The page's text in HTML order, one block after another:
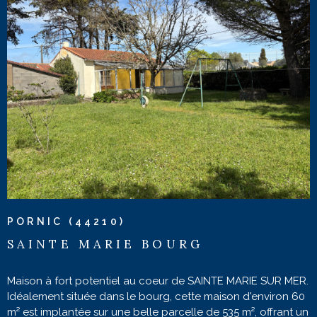
PORNIC (44210)
SAINTE MARIE BOURG
Maison à fort potentiel au coeur de SAINTE MARIE SUR MER.
Idéalement située dans le bourg, cette maison d'environ 60
m² est implantée sur une belle parcelle de 535 m², offrant un
VOIR LE BIEN